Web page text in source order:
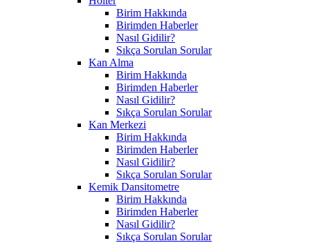
Birim Hakkında
Birimden Haberler
Nasıl Gidilir?
Sıkça Sorulan Sorular
Kan Alma
Birim Hakkında
Birimden Haberler
Nasıl Gidilir?
Sıkça Sorulan Sorular
Kan Merkezi
Birim Hakkında
Birimden Haberler
Nasıl Gidilir?
Sıkça Sorulan Sorular
Kemik Dansitometre
Birim Hakkında
Birimden Haberler
Nasıl Gidilir?
Sıkça Sorulan Sorular